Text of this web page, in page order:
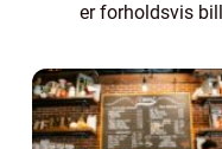
er forholdsvis
markant